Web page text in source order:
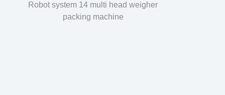
Robot system 14 multi head weigher
packing machine